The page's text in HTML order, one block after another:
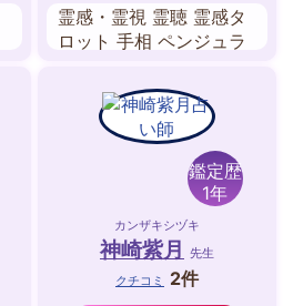
霊感・霊視 霊聴 霊感タ
ロット 手相 ペンジュラ
鑑定歴
1年
カンザキシヅキ
神崎紫月 先生
クチコミ
2件